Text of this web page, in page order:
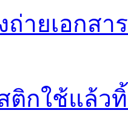
งถ่ายเอกส
ติกใช้แล้ว